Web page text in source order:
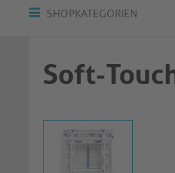
SHOPKATEGORIEN
Soft-